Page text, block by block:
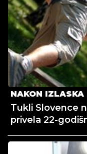
NAKON
Tukli Slovence
privela 22-